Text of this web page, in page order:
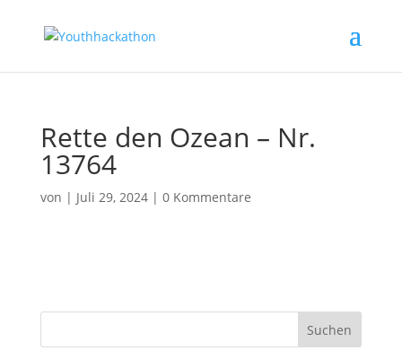
Rette den Ozean – Nr.
13764
von | Juli 29, 2024| 0 Kommentare